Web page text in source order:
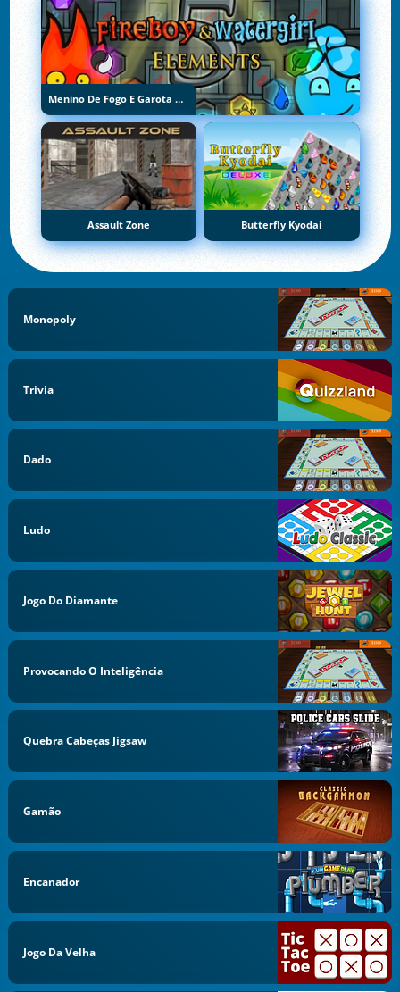
Menino De Fogo E Garota De Água 5: Elementos
Assault Zone Butterfly Kyodai
Monopoly
Trivia
Dado
Ludo
Jogo Do Diamante
Provocando O Inteligência
Quebra Cabeças Jigsaw
Gamão
Encanador
Jogo Da Velha